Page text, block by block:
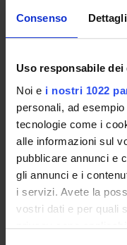
Consenso Dettagli
Uso responsabile dei
Noi e i nostri 1022
personali, ad
tecnologie come i
alle informazioni sul
pubblicare annunci e
gli annunci e i
i servizi. Avete la
vostri dati e per quali
privacy sono
ORGANIZZAZIONE
GOVERNANCE
COMMISSIONI
UFFICI E
SERVIZI DI